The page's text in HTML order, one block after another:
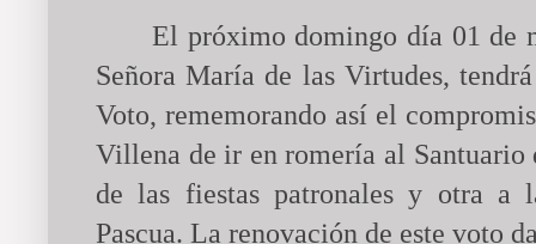
El próximo domingo día 01 de
Señora María de las Virtudes,
Voto, rememorando así el
Villena de ir en romería al Santuario
de las fiestas patronales y otra a
Pascua. La renovación de este voto